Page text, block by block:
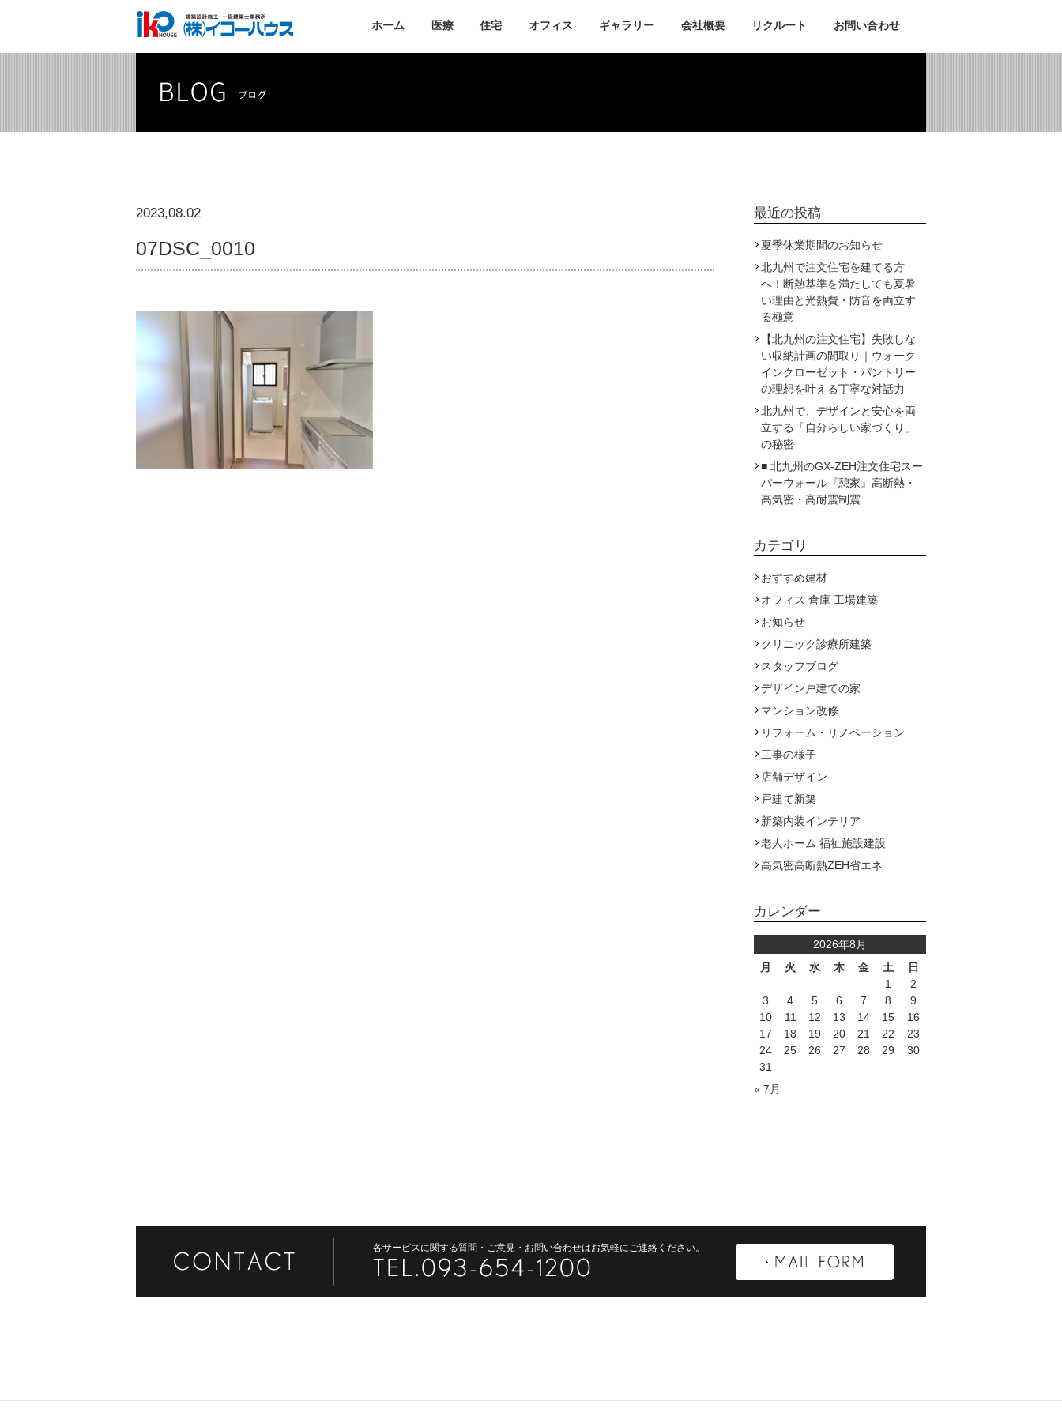
ホーム 医療
開業医療支援
不動産
住宅
リフォーム
リノベーション
オフィス ギャラリー 会社概要 リクルート お問い合わせ
2023,08.02
07DSC_0010
最近の投稿
夏季休業期間のお知らせ
北九州で注文住宅を建てる方
へ！断熱基準を満たしても夏暑
い理由と光熱費・防音を両立す
る極意
【北九州の注文住宅】失敗しな
い収納計画の間取り｜ウォーク
インクローゼット・パントリー
の理想を叶える丁寧な対話力
北九州で、デザインと安心を両
立する「自分らしい家づくり」
の秘密
■ 北九州のGX-ZEH注文住宅スー
パーウォール『憩家』高断熱・
高気密・高耐震制震
カテゴリ
おすすめ建材
オフィス 倉庫 工場建築
お知らせ
クリニック診療所建築
スタッフブログ
デザイン戸建ての家
マンション改修
リフォーム・リノベーション
工事の様子
店舗デザイン
戸建て新築
新築内装インテリア
老人ホーム 福祉施設建設
高気密高断熱ZEH省エネ
カレンダー
2026年8月
月
火 水 木 金 土 日
« 7月
1
2
3
4 5 6 7 8
9
10
11 12 13 14 15
16
17
18 19 20 21 22
23
24
25 26 27 28 29
30
31
各サービスに関する質問・ご意見・お問い合わせはお気軽にご連絡ください。